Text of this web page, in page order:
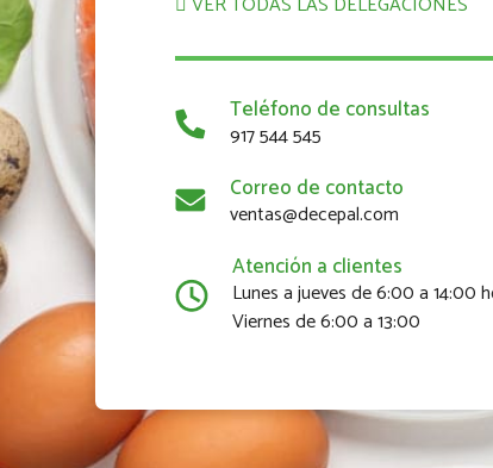
Teléfono de consultas
917 544 545
Correo de contacto
ventas@decepal.com
Atención a clientes
Lunes a jueves de 6:00 a 14:00
Viernes de 6:00 a 13:00